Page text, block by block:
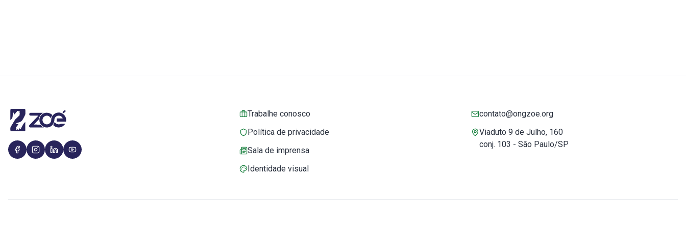
Trabalhe conosco
Política de privacidade
Sala de imprensa
Identidade visual
contato@ongzoe.org
Viaduto 9 de Julho, 160
conj. 103 - São Paulo/SP